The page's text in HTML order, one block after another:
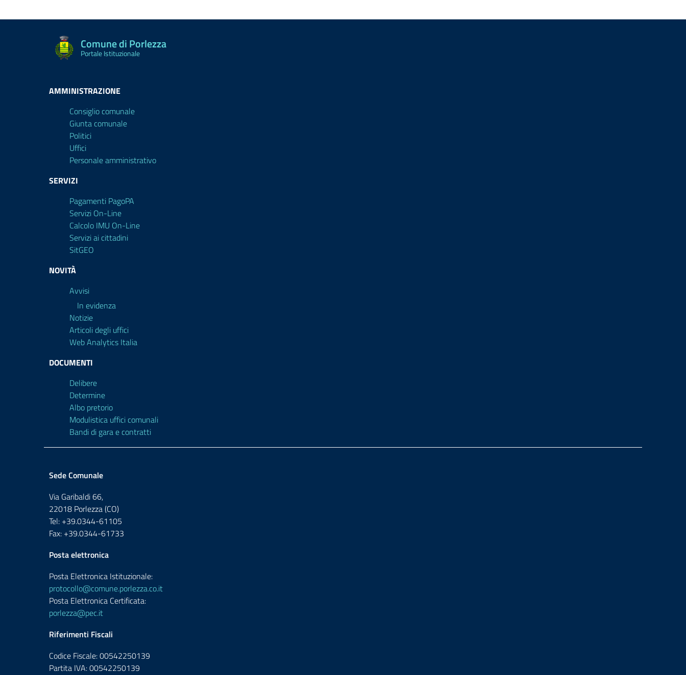
Comune di Porlezza
Portale Istituzionale
AMMINISTRAZIONE
Consiglio comunale
Giunta comunale
Politici
Uffici
Personale amministrativo
SERVIZI
Pagamenti PagoPA
Servizi On-Line
Calcolo IMU On-Line
Servizi ai cittadini
SitGEO
NOVITÀ
Avvisi
In evidenza
Notizie
Articoli degli uffici
Web Analytics Italia
DOCUMENTI
Delibere
Determine
Albo pretorio
Modulistica uffici comunali
Bandi di gara e contratti
Sede Comunale
Via Garibaldi 66,
22018 Porlezza (CO)
Tel: +39.0344-61105
Fax: +39.0344-61733
Posta elettronica
Posta Elettronica Istituzionale:
protocollo@comune.porlezza.co.it
Posta Elettronica Certificata:
porlezza@pec.it
Riferimenti Fiscali
Codice Fiscale: 00542250139
Partita IVA: 00542250139